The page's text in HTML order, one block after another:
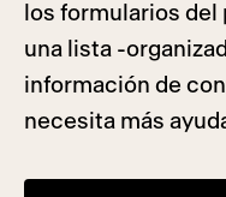
los formularios
una lista -
información de
necesita más